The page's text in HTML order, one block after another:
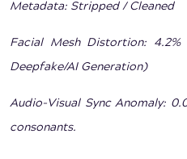
Metadata: Stripped / Cleaned
Facial Mesh Distortion:
Deepfake/AI Generation)
Audio-Visual Sync Anomaly:
consonants.